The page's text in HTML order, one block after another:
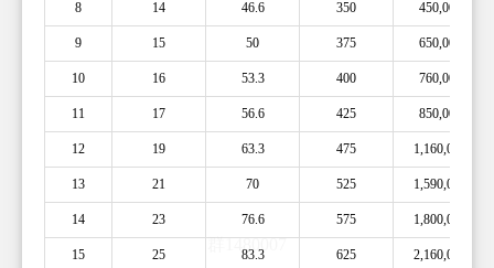
8 14 46.6 350 450,000
9 15 50 375 650,000
10 16 53.3 400 760,000
11 17 56.6 425 850,000
12 19 63.3 475 1,160,000
13 21 70 525 1,590,000
14 23 76.6 575 1,800,000
15 25 83.3 625 2,160,000